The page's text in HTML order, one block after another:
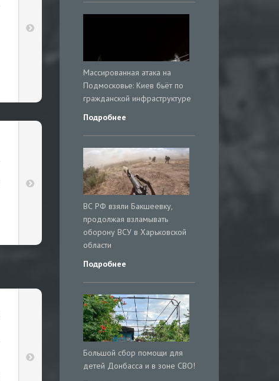
Массированная атака на
Подмосковье: Киев бьёт по
гражданской инфраструктуре
Подробнее
ВС РФ взяли Бакшеевку,
продолжая взламывать
оборону ВСУ в Харьковской
области
Подробнее
Большой сбор помощи для
детей Донбасса и в зоне СВО!